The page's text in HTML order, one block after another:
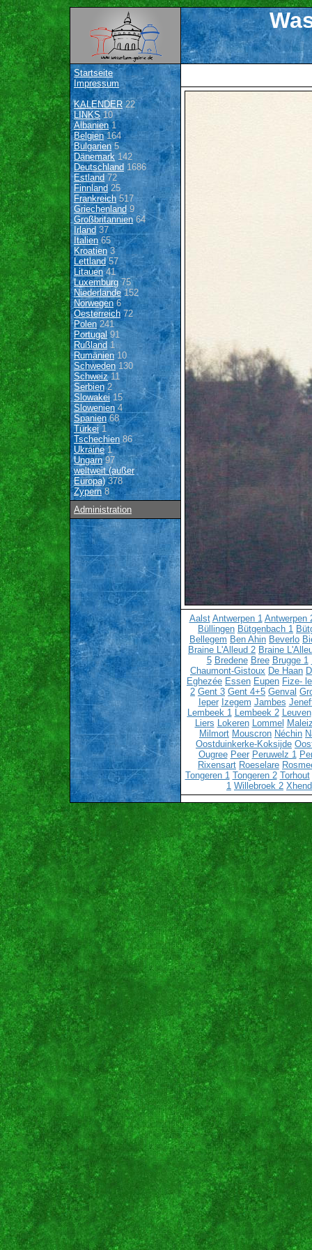
Startseite
Impressum
KALENDER22
LINKS10
Albanien1
Belgien164
Bulgarien 5
Dänemark142
Deutschland 1686
Estland 72
Finnland 25
Frankreich517
Griechenland9
Großbritannien64
Irland 37
Italien65
Kroatien3
Lettland57
Litauen41
Luxemburg 75
Niederlande152
Norwegen6
Oesterreich72
Polen 241
Portugal91
Rußland 1
Rumänien10
Schweden 130
Schweiz11
Serbien2
Slowakei15
Slowenien4
Spanien68
Türkei1
Tschechien 86
Ukraine1
Ungarn97
weltweit (außer
Europa)378
Zypern8
Administration
Aalst Antwerpen 1 Antwerpen
Büllingen Bütgenbach 1
Bellegem Ben Ahin Beverlo
Braine L'Alleud 2 Braine
5 Bredene Bree Brugge 1
Chaumont-Gistoux De Haan
Eghezée Essen Eupen Fize-
2 Gent 3 Gent 4+5 Genval
Ieper Izegem Jambes
Lembeek 1 Lembeek 2 Leuven
Liers Lokeren Lommel
Milmort Mouscron Néchin
Oostduinkerke-Koksijde
Ougree Peer Peruwelz 1
Rixensart Roeselare
Tongeren 1 Tongeren 2 Torhout
1 Willebroek 2